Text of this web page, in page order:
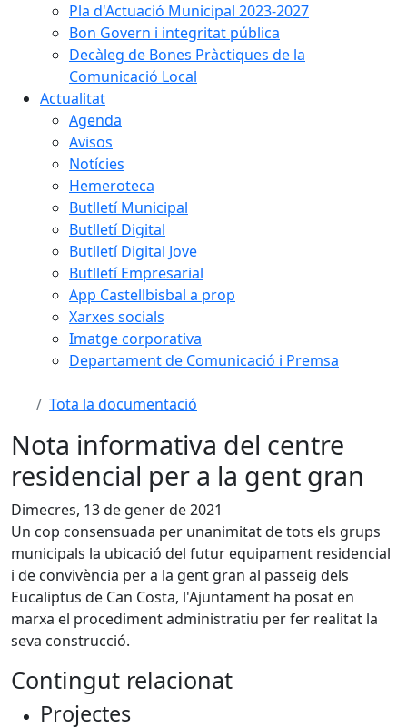
Pla d'Actuació Municipal 2023-2027
Bon Govern i integritat pública
Decàleg de Bones Pràctiques de la
Comunicació Local
Actualitat
Agenda
Avisos
Notícies
Hemeroteca
Butlletí Municipal
Butlletí Digital
Butlletí Digital Jove
Butlletí Empresarial
App Castellbisbal a prop
Xarxes socials
Imatge corporativa
Departament de Comunicació i Premsa
Tota la documentació
Nota informativa del centre
residencial per a la gent gran
Dimecres, 13 de gener de 2021
Un cop consensuada per unanimitat de tots els grups
municipals la ubicació del futur equipament residencial
i de convivència per a la gent gran al passeig dels
Eucaliptus de Can Costa, l'Ajuntament ha posat en
marxa el procediment administratiu per fer realitat la
seva construcció.
Contingut relacionat
Projectes